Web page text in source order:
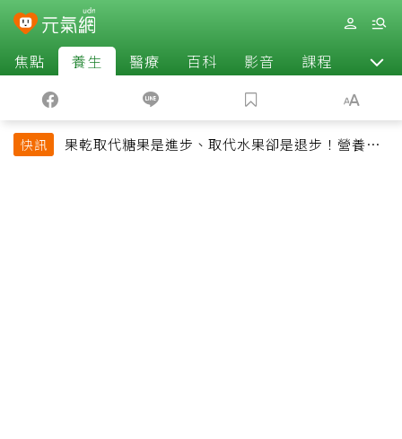
焦點 養生 醫療 百科 影音 課程 退休
快訊
果乾取代糖果是進步、取代水果卻是退步！營養師